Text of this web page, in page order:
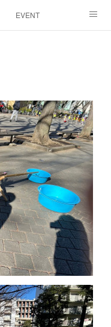
EVENT